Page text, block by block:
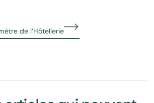
de l'Hôtellerie